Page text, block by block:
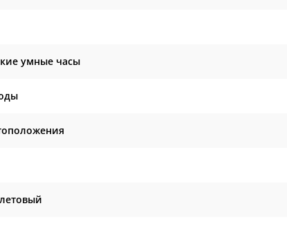
умные часы